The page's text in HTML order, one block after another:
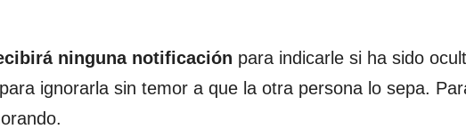
ninguna notificación para indicarle si ha sido
ignorarla sin temor a que la otra persona lo sepa.